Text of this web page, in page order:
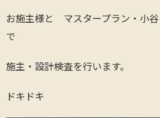
お施主様と マスタープラン・小
で
施主・設計検査を行います。
ドキドキ